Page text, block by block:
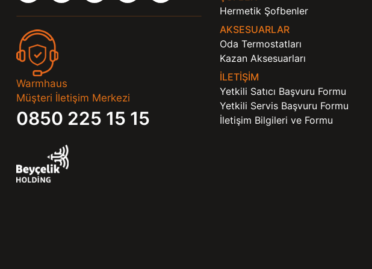
Warmhaus
Müşteri İletişim Merkezi
0850 225 15 15
Hermetik Şofbenler
AKSESUARLAR
Oda Termostatları
Kazan Aksesuarları
İLETİŞİM
Yetkili Satıcı Başvuru Formu
Yetkili Servis Başvuru Formu
İletişim Bilgileri ve Formu